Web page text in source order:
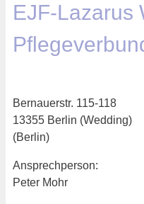
EJF-Lazarus
Bernauerstr. 115-118
13355 Berlin (Wedding)
(Berlin)
Ansprechperson:
Peter Mohr